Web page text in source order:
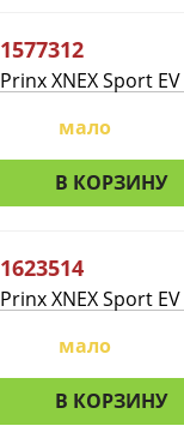
1577312
Prinx XNEX Sport EV
мало
В КОРЗИНУ
1623514
Prinx XNEX Sport EV
мало
В КОРЗИНУ